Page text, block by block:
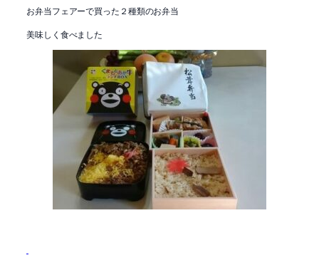
お弁当フェアーで買った２種類のお弁当
美味しく食べました